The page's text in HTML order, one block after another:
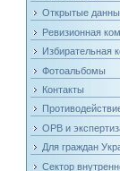
Открытые
Ревизионная
Избирательная
Фотоальбомы
Контакты
ОРВ и
Для граждан
Сектор